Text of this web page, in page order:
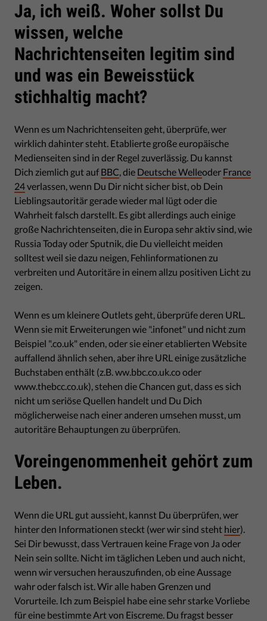
Ja, ich weiß. Woher sollst Du
wissen, welche
Nachrichtenseiten legitim sind
und was ein Beweisstück
stichhaltig macht?
Wenn es um Nachrichtenseiten geht, überprüfe, wer
wirklich dahinter steht. Etablierte große europäische
Medienseiten sind in der Regel zuverlässig. Du kannst
Dich ziemlich gut auf BBC, die Deutsche Welleoder France
24verlassen, wenn Du Dir nicht sicher bist, ob Dein
Lieblingsautoritär gerade wieder mal lügt oder die
Wahrheit falsch darstellt. Es gibt allerdings auch einige
große Nachrichtenseiten, die in Europa sehr aktiv sind, wie
Russia Today oder Sputnik, die Du vielleicht meiden
solltest weil sie dazu neigen, Fehlinformationen zu
verbreiten und Autoritäre in einem allzu positiven Licht zu
zeigen.
Wenn es um kleinere Outlets geht, überprüfe deren URL.
Wenn sie mit Erweiterungen wie ".infonet" und nicht zum
Beispiel ".co.uk" enden, oder sie einer etablierten Website
auffallend ähnlich sehen, aber ihre URL einige zusätzliche
Buchstaben enthält (z.B. ww.bbc.co.uk.co oder
www.thebcc.co.uk), stehen die Chancen gut, dass es sich
nicht um seriöse Quellen handelt und Du Dich
möglicherweise nach einer anderen umsehen musst, um
autoritäre Behauptungen zu überprüfen.
Voreingenommenheit gehört zum
Leben.
Wenn die URL gut aussieht, kannst Du überprüfen, wer
hinter den Informationen steckt (wer wir sind steht hier).
Sei Dir bewusst, dass Vertrauen keine Frage von Ja oder
Nein sein sollte. Nicht im täglichen Leben und auch nicht,
wenn wir versuchen herauszufinden, ob eine Aussage
wahr oder falsch ist. Wir alle haben Grenzen und
Vorurteile. Ich zum Beispiel habe eine sehr starke Vorliebe
für eine bestimmte Art von Eiscreme. Du fragst besser